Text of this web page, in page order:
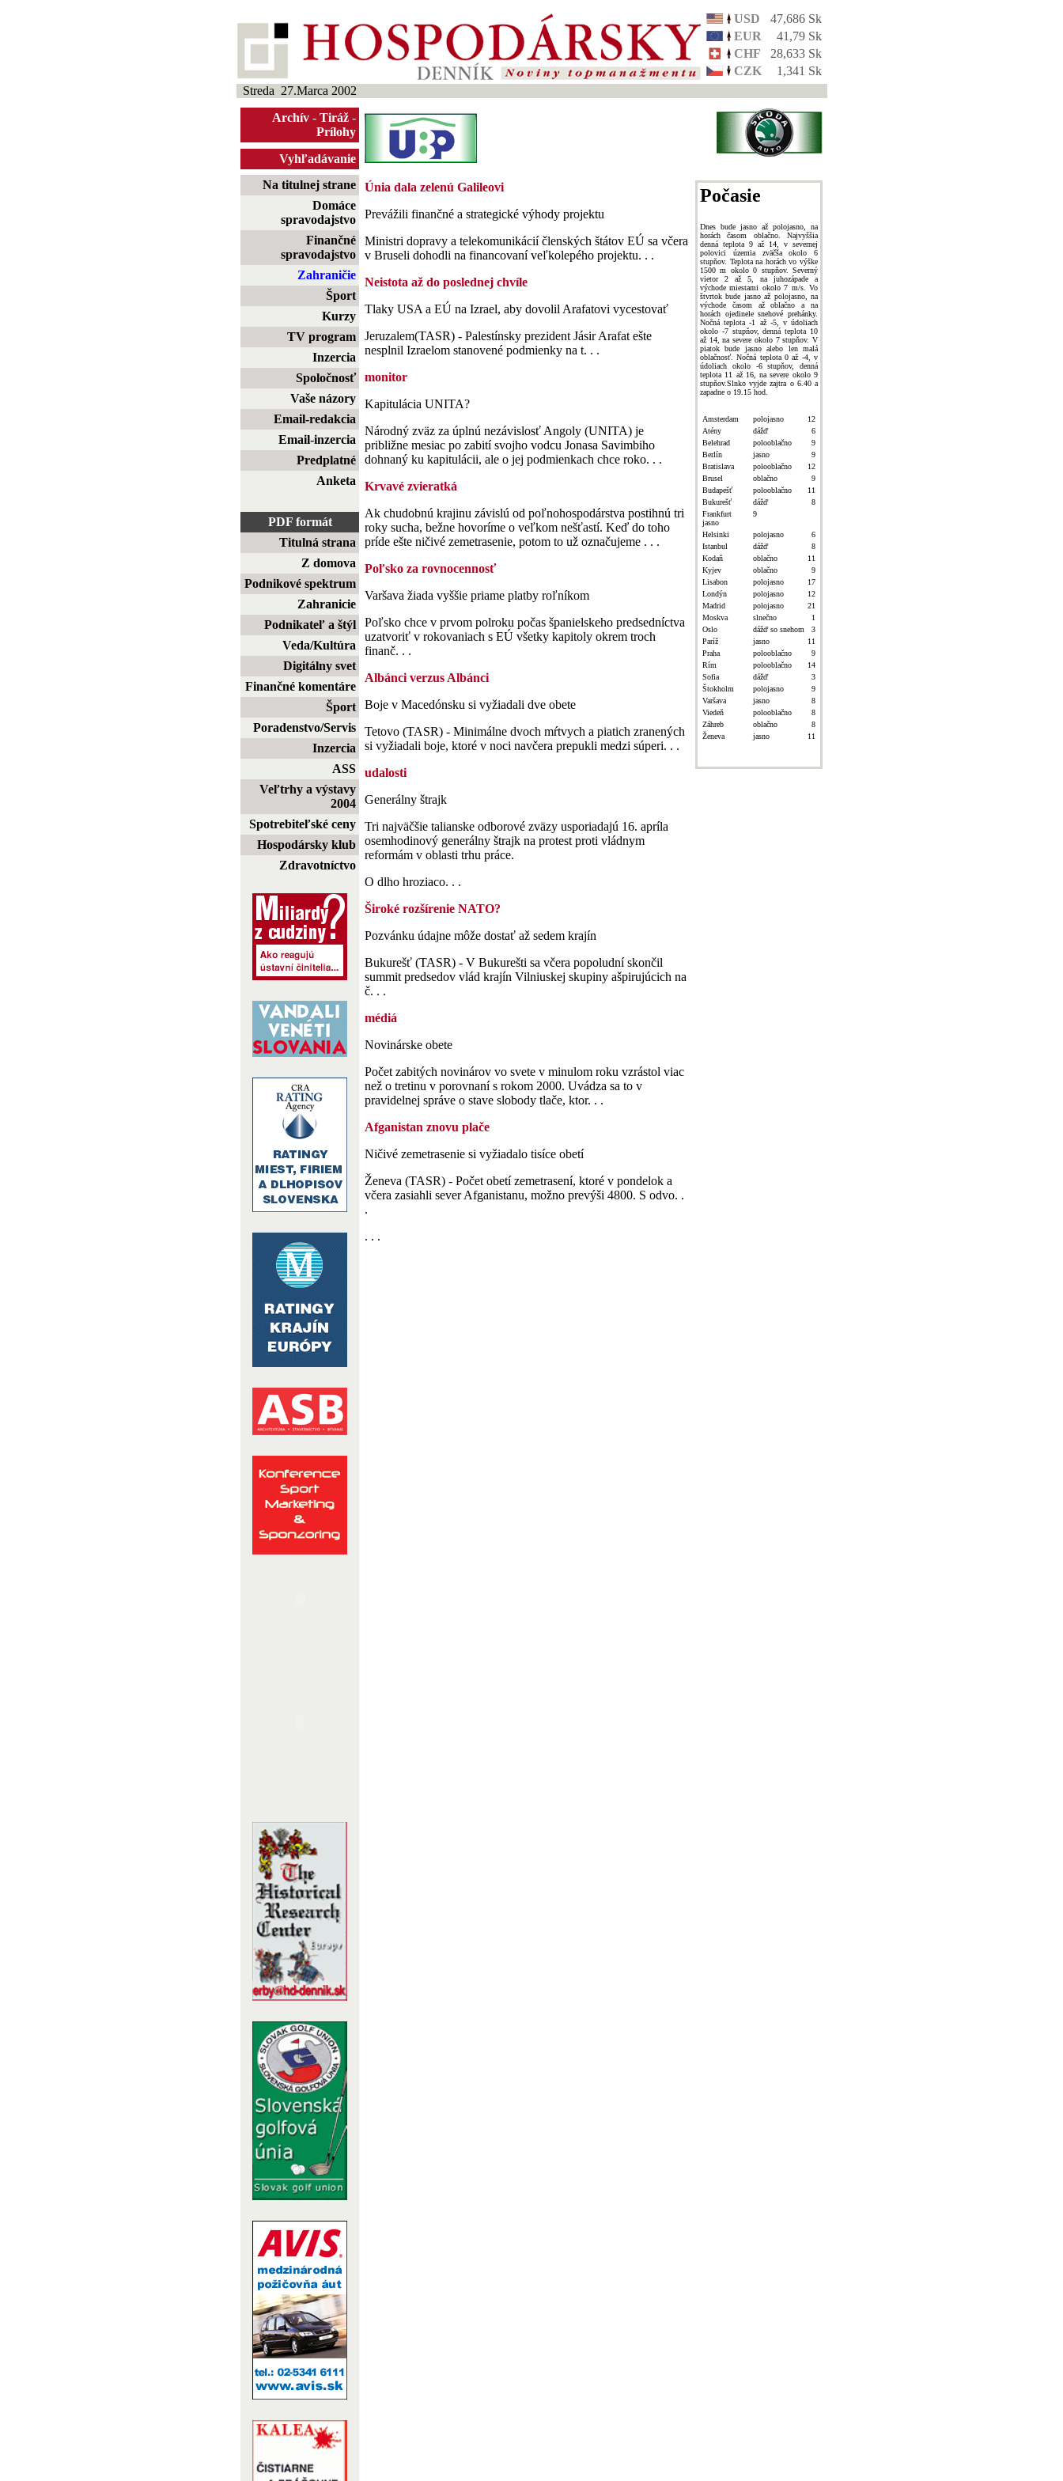
USD
47,686 Sk
EUR
41,79 Sk
CHF
28,633 Sk
CZK
1,341 Sk
Streda 27.Marca 2002
Archív - Tiráž -
Prílohy
Vyhľadávanie
Na titulnej strane
Domáce
spravodajstvo
Finančné
spravodajstvo
Zahraničie
Šport
Kurzy
TV program
Inzercia
Spoločnosť
Vaše názory
Email-redakcia
Email-inzercia
Predplatné
Anketa
PDF formát
Titulná strana
Z domova
Podnikové spektrum
Zahranicie
Podnikateľ a štýl
Veda/Kultúra
Digitálny svet
Finančné komentáre
Šport
Poradenstvo/Servis
Inzercia
ASS
Veľtrhy a výstavy
2004
Spotrebiteľské ceny
Hospodársky klub
Zdravotníctvo
Únia dala zelenú Galileovi
Prevážili finančné a strategické výhody projektu
Ministri dopravy a telekomunikácií členských štátov EÚ sa včera
v Bruseli dohodli na financovaní veľkolepého projektu. . .
Neistota až do poslednej chvíle
Tlaky USA a EÚ na Izrael, aby dovolil Arafatovi vycestovať
Jeruzalem(TASR) - Palestínsky prezident Jásir Arafat ešte
nesplnil Izraelom stanovené podmienky na t. . .
monitor
Kapitulácia UNITA?
Národný zväz za úplnú nezávislosť Angoly (UNITA) je
približne mesiac po zabití svojho vodcu Jonasa Savimbiho
dohnaný ku kapitulácii, ale o jej podmienkach chce roko. . .
Krvavé zvieratká
Ak chudobnú krajinu závislú od poľnohospodárstva postihnú tri
roky sucha, bežne hovoríme o veľkom nešťastí. Keď do toho
príde ešte ničivé zemetrasenie, potom to už označujeme . . .
Poľsko za rovnocennosť
Varšava žiada vyššie priame platby roľníkom
Poľsko chce v prvom polroku počas španielskeho predsedníctva
uzatvoriť v rokovaniach s EÚ všetky kapitoly okrem troch
finanč. . .
Albánci verzus Albánci
Boje v Macedónsku si vyžiadali dve obete
Tetovo (TASR) - Minimálne dvoch mŕtvych a piatich zranených
si vyžiadali boje, ktoré v noci navčera prepukli medzi súperi. . .
udalosti
Generálny štrajk
Tri najväčšie talianske odborové zväzy usporiadajú 16. apríla
osemhodinový generálny štrajk na protest proti vládnym
reformám v oblasti trhu práce.
O dlho hroziaco. . .
Široké rozšírenie NATO?
Pozvánku údajne môže dostať až sedem krajín
Bukurešť (TASR) - V Bukurešti sa včera popoludní skončil
summit predsedov vlád krajín Vilniuskej skupiny ašpirujúcich na
č. . .
médiá
Novinárske obete
Počet zabitých novinárov vo svete v minulom roku vzrástol viac
než o tretinu v porovnaní s rokom 2000. Uvádza sa to v
pravidelnej správe o stave slobody tlače, ktor. . .
Afganistan znovu plače
Ničivé zemetrasenie si vyžiadalo tisíce obetí
Ženeva (TASR) - Počet obetí zemetrasení, ktoré v pondelok a
včera zasiahli sever Afganistanu, možno prevýši 4800. S odvo. .
.
. . .
Počasie
Dnes bude jasno až polojasno, na
horách časom oblačno. Najvyššia
denná teplota 9 až 14, v severnej
polovici územia zväčša okolo 6
stupňov. Teplota na horách vo výške
1500 m okolo 0 stupňov. Severný
vietor 2 až 5, na juhozápade a
východe miestami okolo 7 m/s. Vo
štvrtok bude jasno až polojasno, na
východe časom až oblačno a na
horách ojedinele snehové prehánky.
Nočná teplota -1 až -5, v údoliach
okolo -7 stupňov, denná teplota 10
až 14, na severe okolo 7 stupňov. V
piatok bude jasno alebo len malá
oblačnosť. Nočná teplota 0 až -4, v
údoliach okolo -6 stupňov, denná
teplota 11 až 16, na severe okolo 9
stupňov.Slnko vyjde zajtra o 6.40 a
zapadne o 19.15 hod.
Amsterdam polojasno
12
Atény
dážď
6
Belehrad
polooblačno
9
Berlín
jasno
9
Bratislava
polooblačno
12
Brusel
oblačno
9
Budapešť
polooblačno
11
Bukurešť
dážď
8
Frankfurt
jasno
9
Helsinki polojasno
6
Istanbul
dážď
8
Kodaň
oblačno
11
Kyjev
oblačno
9
Lisabon
polojasno
17
Londýn
polojasno
12
Madrid
polojasno
21
Moskva
slnečno
1
Oslo
dážď so snehom
3
Paríž
jasno
11
Praha
polooblačno
9
Rím
polooblačno
14
Sofia
dážď
3
Štokholm
polojasno
9
Varšava
jasno
8
Viedeň
polooblačno
8
Záhreb
oblačno
8
Ženeva
jasno 11